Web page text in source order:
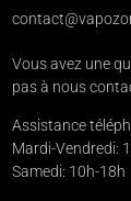
Vous avez une
pas à nous
Assistance
Mardi-Vendredi:
Samedi: 10h-18h